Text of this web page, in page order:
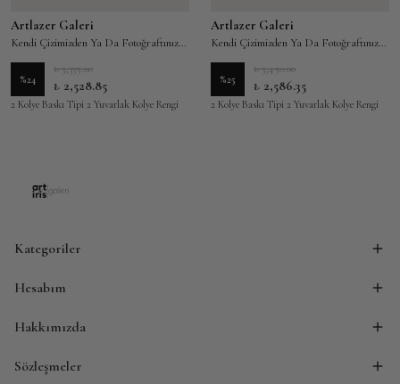
Artlazer Galeri
Kendi Çizimizden Ya Da Fotoğraftınızdan Kişiye Özel Kolye - Çizim Kolye
%24
₺ 3,335.00
₺ 2,528.85
2 Kolye Baskı Tipi 2 Yuvarlak Kolye Rengi
Artlazer Galeri
Kendi Çizimizden Ya Da Fotoğraftınızdan Kişiye Özel Kolye - Fotoğraflı Kolye
%25
₺ 3,450.00
₺ 2,586.35
2 Kolye Baskı Tipi 2 Yuvarlak Kolye Rengi
Kategoriler
Hesabım
Hakkımızda
Sözleşmeler